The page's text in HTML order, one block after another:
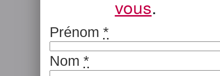
vous.
Prénom *
Nom *